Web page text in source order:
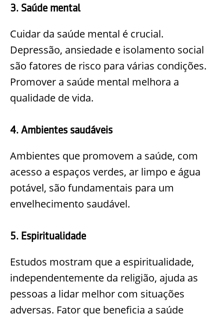
3. Saúde mental
Cuidar da saúde mental é crucial.
Depressão, ansiedade e isolamento social
são fatores de risco para várias condições.
Promover a saúde mental melhora a
qualidade de vida.
4. Ambientes saudáveis
Ambientes que promovem a saúde, com
acesso a espaços verdes, ar limpo e água
potável, são fundamentais para um
envelhecimento saudável.
5. Espiritualidade
Estudos mostram que a espiritualidade,
independentemente da religião, ajuda as
pessoas a lidar melhor com situações
adversas. Fator que beneficia a saúde